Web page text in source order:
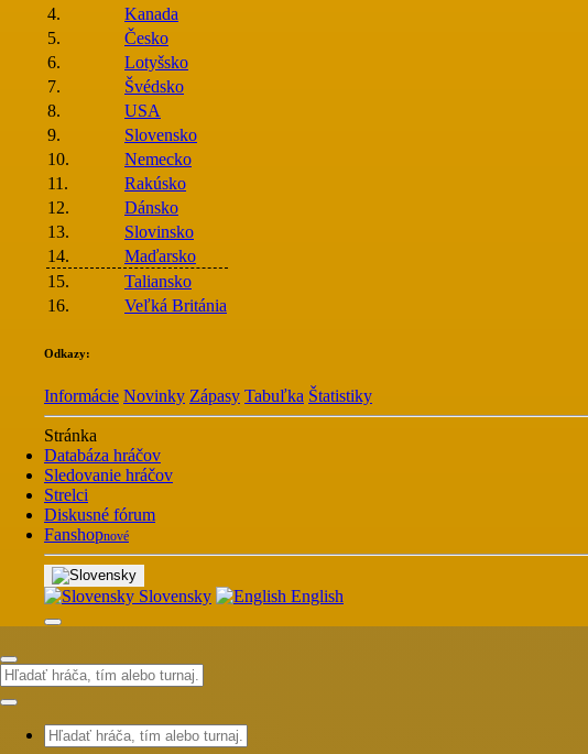
4.
Kanada
5.
Česko
6.
Lotyšsko
7.
Švédsko
8.
USA
9.
Slovensko
10.
Nemecko
11.
Rakúsko
12.
Dánsko
13.
Slovinsko
14.
Maďarsko
15.
Taliansko
16.
Veľká Británia
Odkazy:
Informácie Novinky Zápasy Tabuľka Štatistiky
Stránka
Databáza hráčov
Sledovanie hráčov
Strelci
Diskusné fórum
Fanshopnové
Slovensky English